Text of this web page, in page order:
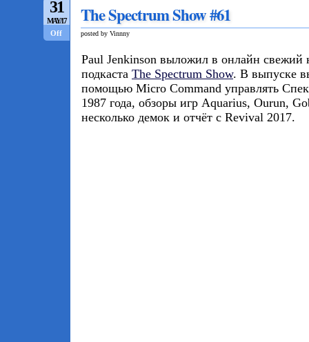
31
MAY/17
Off
The Spectrum Show #61
posted by Vinnny
Paul Jenkinson выложил в онлайн свежий
подкаста The Spectrum Show. В выпуске
помощью Micro Command управлять
1987 года, обзоры игр Aquarius, Ourun,
несколько демок и отчёт с Revival 2017.